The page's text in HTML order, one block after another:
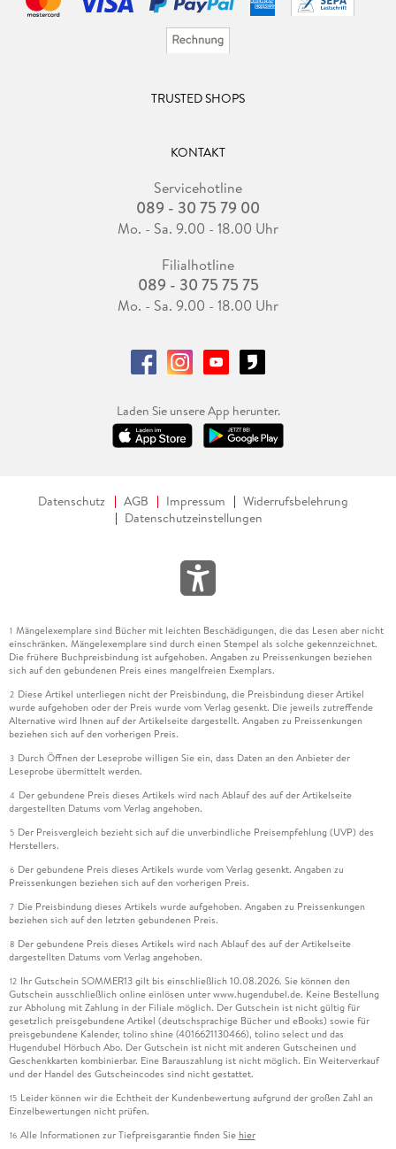
TRUSTED SHOPS
KONTAKT
Servicehotline
089 - 30 75 79 00
Mo. - Sa. 9.00 - 18.00 Uhr
Filialhotline
089 - 30 75 75 75
Mo. - Sa. 9.00 - 18.00 Uhr
Laden Sie unsere App herunter.
Datenschutz AGB Impressum
Widerrufsbelehrung
Datenschutzeinstellungen
1 Mängelexemplare sind Bücher mit leichten Beschädigungen, die das Lesen aber nicht
einschränken. Mängelexemplare sind durch einen Stempel als solche gekennzeichnet.
Die frühere Buchpreisbindung ist aufgehoben. Angaben zu Preissenkungen beziehen
sich auf den gebundenen Preis eines mangelfreien Exemplars.
2 Diese Artikel unterliegen nicht der Preisbindung, die Preisbindung dieser Artikel
wurde aufgehoben oder der Preis wurde vom Verlag gesenkt. Die jeweils zutreffende
Alternative wird Ihnen auf der Artikelseite dargestellt. Angaben zu Preissenkungen
beziehen sich auf den vorherigen Preis.
3 Durch Öffnen der Leseprobe willigen Sie ein, dass Daten an den Anbieter der
Leseprobe übermittelt werden.
4 Der gebundene Preis dieses Artikels wird nach Ablauf des auf der Artikelseite
dargestellten Datums vom Verlag angehoben.
5 Der Preisvergleich bezieht sich auf die unverbindliche Preisempfehlung (UVP) des
Herstellers.
6 Der gebundene Preis dieses Artikels wurde vom Verlag gesenkt. Angaben zu
Preissenkungen beziehen sich auf den vorherigen Preis.
7 Die Preisbindung dieses Artikels wurde aufgehoben. Angaben zu Preissenkungen
beziehen sich auf den letzten gebundenen Preis.
8 Der gebundene Preis dieses Artikels wird nach Ablauf des auf der Artikelseite
dargestellten Datums vom Verlag angehoben.
12 Ihr Gutschein SOMMER13 gilt bis einschließlich 10.08.2026. Sie können den
Gutschein ausschließlich online einlösen unter www.hugendubel.de. Keine Bestellung
zur Abholung mit Zahlung in der Filiale möglich. Der Gutschein ist nicht gültig für
gesetzlich preisgebundene Artikel (deutschsprachige Bücher und eBooks) sowie für
preisgebundene Kalender, tolino shine (4016621130466), tolino select und das
Hugendubel Hörbuch Abo. Der Gutschein ist nicht mit anderen Gutscheinen und
Geschenkkarten kombinierbar. Eine Barauszahlung ist nicht möglich. Ein Weiterverkauf
und der Handel des Gutscheincodes sind nicht gestattet.
15 Leider können wir die Echtheit der Kundenbewertung aufgrund der großen Zahl an
Einzelbewertungen nicht prüfen.
16 Alle Informationen zur Tiefpreisgarantie finden Sie hier